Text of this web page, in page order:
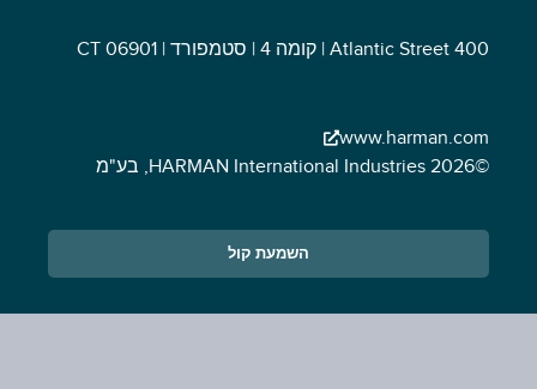
400 Atlantic Street | קומה 4 | סטמפורד | CT 06901
www.harman.com
©2026 HARMAN International Industries, בע"מ
השמעת קול
Opens in a new window